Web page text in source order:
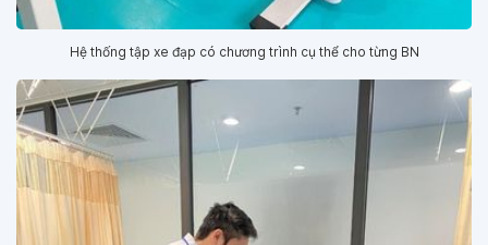
Hệ thống tập xe đạp có chương trình cụ thể cho từng BN